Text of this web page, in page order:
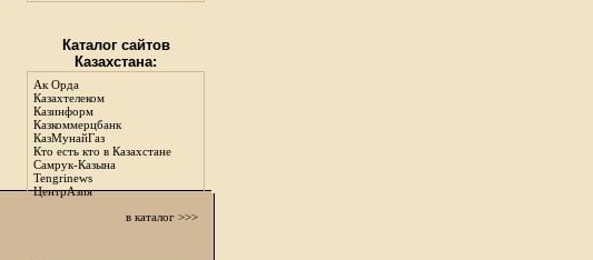
Каталог сайтов
Казахстана:
Ак Орда
Казахтелеком
Казинформ
Казкоммерцбанк
КазМунайГаз
Кто есть кто в Казахстане
Самрук-Казына
Tengrinews
ЦентрАзия
в каталог >>>